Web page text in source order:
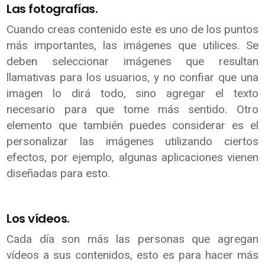
Las fotografías.
Cuando creas contenido este es uno de los puntos
más importantes, las imágenes que utilices. Se
deben seleccionar imágenes que resultan
llamativas para los usuarios, y no confiar que una
imagen lo dirá todo, sino agregar el texto
necesario para que tome más sentido. Otro
elemento que también puedes considerar es el
personalizar las imágenes utilizando ciertos
efectos, por ejemplo, algunas aplicaciones vienen
diseñadas para esto.
Los vídeos.
Cada día son más las personas que agregan
vídeos a sus contenidos, esto es para hacer más